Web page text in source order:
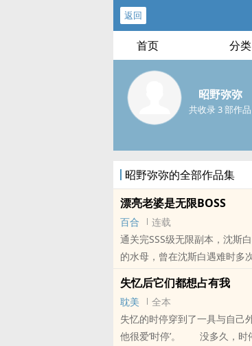
返回
首页 分类
昭野弥弥
共收录 3 部作品
昭野弥弥的全部作品集
漂亮老婆是无限BOSS
百合
连载
通关完SSS级无限副本，沈斯
的水母，曾在沈斯白遇难时多
npc领证结婚了..
本站提示：各位书友要是觉得
朋友推荐哦！
失忆后它们都想占有我
耽美
全本
失忆的时停穿到了一具与自
他很爱‘时停’。 没多久，时